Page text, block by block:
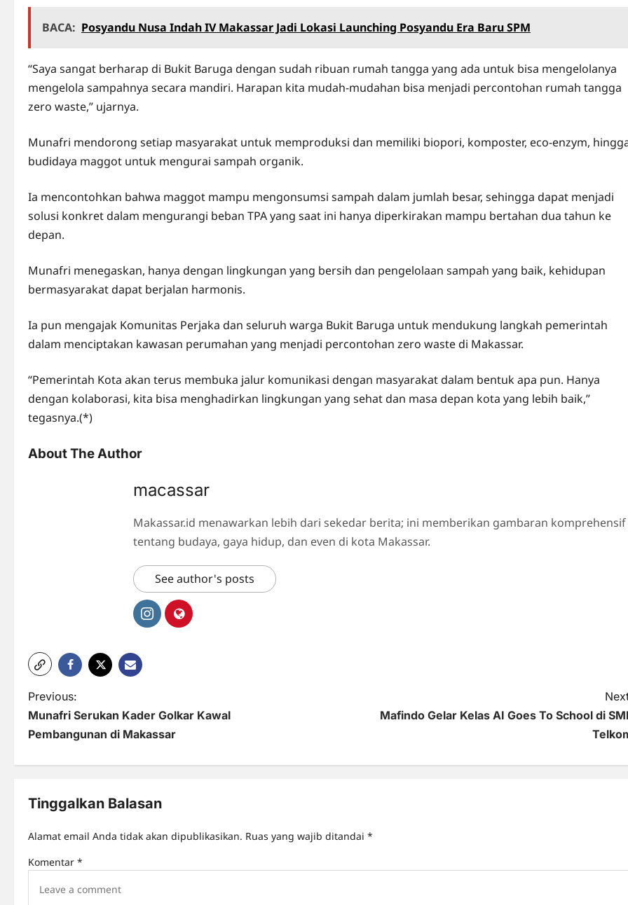
BACA: Posyandu Nusa Indah IV Makassar Jadi Lokasi Launching Posyandu Era Baru SPM
“Saya sangat berharap di Bukit Baruga dengan sudah ribuan rumah tangga yang ada untuk bisa mengelolanya
mengelola sampahnya secara mandiri. Harapan kita mudah-mudahan bisa menjadi percontohan rumah tangga
zero waste,” ujarnya.
Munafri mendorong setiap masyarakat untuk memproduksi dan memiliki biopori, komposter, eco-enzym,
budidaya maggot untuk mengurai sampah organik.
Ia mencontohkan bahwa maggot mampu mengonsumsi sampah dalam jumlah besar, sehingga dapat menjadi
solusi konkret dalam mengurangi beban TPA yang saat ini hanya diperkirakan mampu bertahan dua tahun ke
depan.
Munafri menegaskan, hanya dengan lingkungan yang bersih dan pengelolaan sampah yang baik, kehidupan
bermasyarakat dapat berjalan harmonis.
Ia pun mengajak Komunitas Perjaka dan seluruh warga Bukit Baruga untuk mendukung langkah pemerintah
dalam menciptakan kawasan perumahan yang menjadi percontohan zero waste di Makassar.
“Pemerintah Kota akan terus membuka jalur komunikasi dengan masyarakat dalam bentuk apa pun. Hanya
dengan kolaborasi, kita bisa menghadirkan lingkungan yang sehat dan masa depan kota yang lebih baik,”
tegasnya.(*)
About The Author
macassar
Makassar.id menawarkan lebih dari sekedar berita; ini memberikan gambaran komprehensif
tentang budaya, gaya hidup, dan even di kota Makassar.
See author's posts
P
o
n
i
Previous:
Munafri Serukan Kader Golkar Kawal
Pembangunan di Makassar
Mafindo Gelar Kelas AI Goes To School di
Tinggalkan Balasan
Alamat email Anda tidak akan dipublikasikan. Ruas yang wajib ditandai *
Komentar *